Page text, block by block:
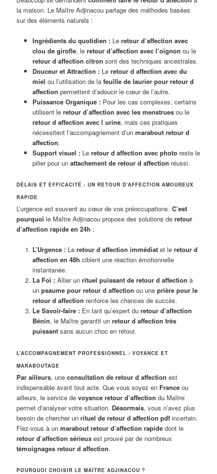
la maison. Le Maître Adjinacou partage des méthodes basées
sur des éléments naturels :
Ingrédients du quotidien :Le retour d’affection avec
clou de girofle, le retour d’affection avec l’oignon ou le
retour d affection citron sont des techniques ancestrales.
Douceur et Attraction :Le retour d affection avec du
miel ou l’utilisation de la feuille de laurier pour retour d
affection permettent d’adoucir le cœur de l’autre.
Puissance Organique :Pour les cas complexes, certains
utilisent le retour d’affection avec les menstruesou le
retour d affection avec l urine, mais ces pratiques
nécessitent l’accompagnement d’un marabout retour d
affection.
Support visuel :Le retour d affection avec photoreste le
pilier pour un attachement de retour d affection réussi.
DÉLAIS ET EFFICACITÉ : UN RETOUR D’AFFECTION AMOUREUX
RAPIDE
L’urgence est souvent au cœur de vos préoccupations.C’est
pourquoi le Maître Adjinacou propose des solutions deretour
d’affection rapide en 24h :
L’Urgence :Le retour d affection immédiatet le retour d
affection en 48h ciblent une réaction émotionnelle
instantanée.
La Foi :Allier un rituel puissant de retour d affection à
un psaume pour retour d affection ou une prière pour le
retour d affection renforce les chances de succès.
Le Savoir-faire :En tant qu’expert du retour d’affection
Bénin, le Maître garantit un retour d affection très
puissantsans aucun choc en retour.
L’ACCOMPAGNEMENT PROFESSIONNEL : VOYANCE ET
MARABOUTAGE
Par ailleurs, uneconsultation de retour d affection est
indispensable avant tout acte. Que vous soyez en France ou
ailleurs, le service devoyance retour d’affection du Maître
permet d’analyser votre situation. Désormais, vous n’avez plus
besoin de chercher unrituel de retour d affection pdf incertain.
Fiez-vous à unmarabout retour d’affection rapide dont le
retour d’affection sérieux est prouvé par de nombreux
témoignages retour d affection.
POURQUOI CHOISIR LE MAÎTRE ADJINACOU ?